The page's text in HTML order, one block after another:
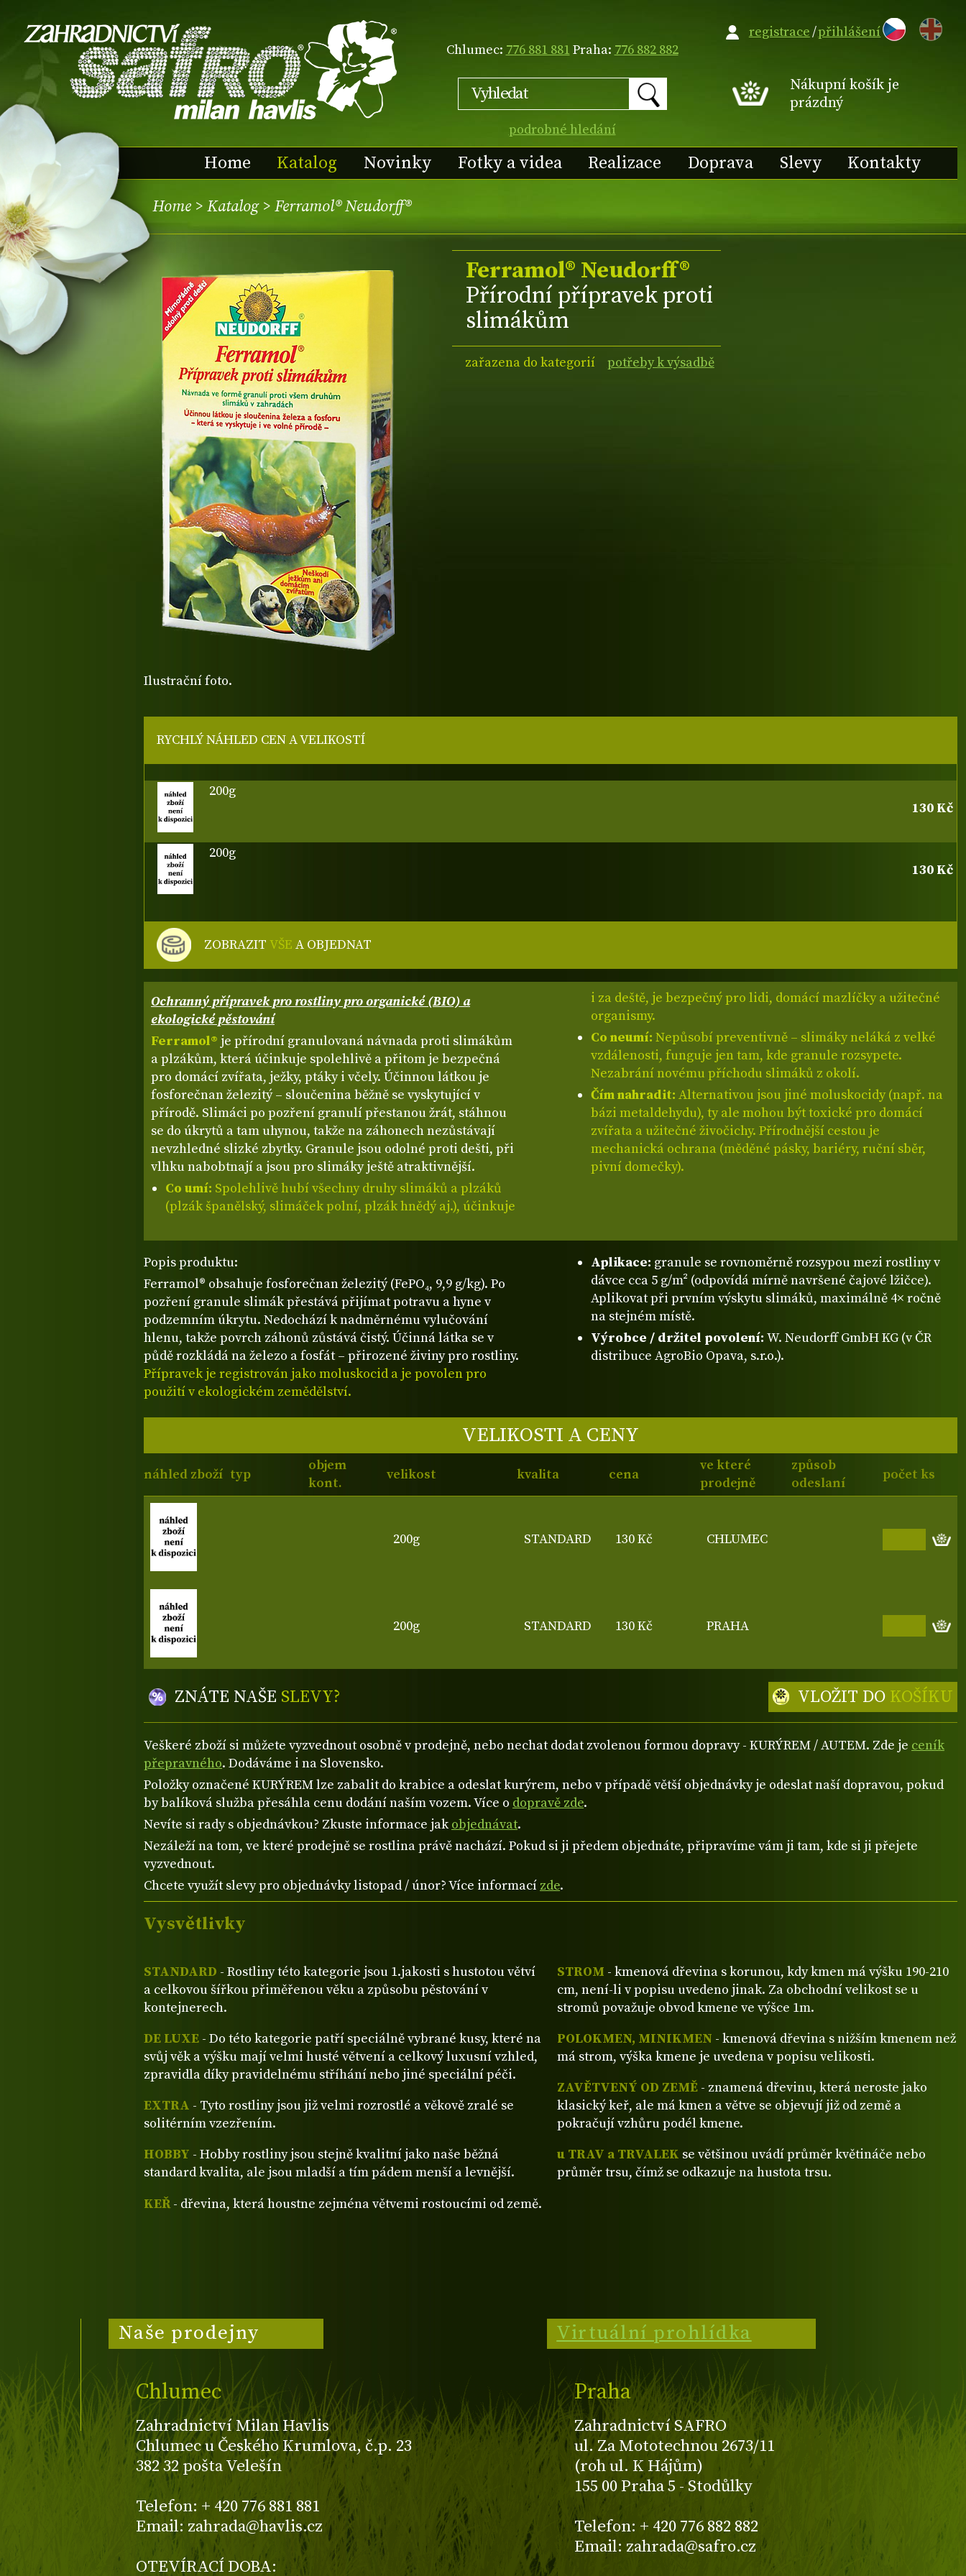
Chlumec: 776 881 881Praha: 776 882 882
podrobné hledání
EN
Nákupní košík je
prázdný
Home Katalog Novinky Fotky a videa Realizace Doprava Slevy Kontakty
registrace/přihlášení
Home > Katalog> Ferramol® Neudorff®
Ilustrační foto.
Ferramol® Neudorff®
Přírodní přípravek proti
slimákům
zařazena do kategorií potřeby k výsadbě
Ochranný přípravek pro rostliny pro organické (BIO) a
ekologické pěstování
Ferramol® je přírodní granulovaná návnada proti slimákům
a plzákům, která účinkuje spolehlivě a přitom je bezpečná
pro domácí zvířata, ježky, ptáky i včely. Účinnou látkou je
fosforečnan železitý – sloučenina běžně se vyskytující v
přírodě. Slimáci po pozření granulí přestanou žrát, stáhnou
se do úkrytů a tam uhynou, takže na záhonech nezůstávají
nevzhledné slizké zbytky. Granule jsou odolné proti dešti, při
vlhku nabobtnají a jsou pro slimáky ještě atraktivnější.
Co umí: Spolehlivě hubí všechny druhy slimáků a plzáků
(plzák španělský, slimáček polní, plzák hnědý aj.), účinkuje
i za deště, je bezpečný pro lidi, domácí mazlíčky a užitečné
organismy.
Co neumí: Nepůsobí preventivně – slimáky neláká z velké
vzdálenosti, funguje jen tam, kde granule rozsypete.
Nezabrání novému příchodu slimáků z okolí.
Čím nahradit: Alternativou jsou jiné moluskocidy (např. na
bázi metaldehydu), ty ale mohou být toxické pro domácí
zvířata a užitečné živočichy. Přírodnější cestou je
mechanická ochrana (měděné pásky, bariéry, ruční sběr,
pivní domečky).
Popis produktu:
Ferramol® obsahuje fosforečnan železitý (FePO₄, 9,9 g/kg). Po
pozření granule slimák přestává přijímat potravu a hyne v
podzemním úkrytu. Nedochází k nadměrnému vylučování
hlenu, takže povrch záhonů zůstává čistý. Účinná látka se v
půdě rozkládá na železo a fosfát – přirozené živiny pro rostliny.
Přípravek je registrován jako moluskocid a je povolen pro
použití v ekologickém zemědělství.
Aplikace: granule se rovnoměrně rozsypou mezi rostliny v
dávce cca 5 g/m² (odpovídá mírně navršené čajové lžičce).
Aplikovat při prvním výskytu slimáků, maximálně 4× ročně
na stejném místě.
Výrobce / držitel povolení: W. Neudorff GmbH KG (v ČR
distribuce AgroBio Opava, s.r.o.).
VELIKOSTI A CENY
náhled zboží typ
objem
kont.
velikost kvalita cena
ve které
prodejně
způsob
odeslaní
počet ks
200g STANDARD 130 Kč CHLUMEC
200g STANDARD 130 Kč PRAHA
ZNÁTE NAŠE SLEVY? VLOŽIT DO KOŠÍKU
RYCHLÝ NÁHLED CEN A VELIKOSTÍ
200g
130 Kč
200g
130 Kč
ZOBRAZITVŠE A OBJEDNAT
Veškeré zboží si můžete vyzvednout osobně v prodejně, nebo nechat dodat zvolenou formou dopravy - KURÝREM / AUTEM. Zde je ceník
přepravného. Dodáváme i na Slovensko.
Položky označené KURÝREM lze zabalit do krabice a odeslat kurýrem, nebo v případě větší objednávky je odeslat naší dopravou, pokud
by balíková služba přesáhla cenu dodání naším vozem. Více o dopravě zde.
Nevíte si rady s objednávkou? Zkuste informace jakobjednávat.
Nezáleží na tom, ve které prodejně se rostlina právě nachází. Pokud si ji předem objednáte, připravíme vám ji tam, kde si ji přejete
vyzvednout.
Chcete využít slevy pro objednávky listopad / únor? Více informací zde.
Vysvětlivky
STANDARD - Rostliny této kategorie jsou 1.jakosti s hustotou větví
a celkovou šířkou přiměřenou věku a způsobu pěstování v
kontejnerech.
DE LUXE - Do této kategorie patří speciálně vybrané kusy, které na
svůj věk a výšku mají velmi husté větvení a celkový luxusní vzhled,
zpravidla díky pravidelnému stříhání nebo jiné speciální péči.
EXTRA - Tyto rostliny jsou již velmi rozrostlé a věkově zralé se
solitérním vzezřením.
HOBBY - Hobby rostliny jsou stejně kvalitní jako naše běžná
standard kvalita, ale jsou mladší a tím pádem menší a levnější.
KEŘ- dřevina, která houstne zejména větvemi rostoucími od země.
STROM - kmenová dřevina s korunou, kdy kmen má výšku 190-210
cm, není-li v popisu uvedeno jinak. Za obchodní velikost se u
stromů považuje obvod kmene ve výšce 1m.
POLOKMEN, MINIKMEN - kmenová dřevina s nižším kmenem než
má strom, výška kmene je uvedena v popisu velikosti.
ZAVĚTVENÝ OD ZEMĚ- znamená dřevinu, která neroste jako
klasický keř, ale má kmen a větve se objevují již od země a
pokračují vzhůru podél kmene.
u TRAV a TRVALEK se většinou uvádí průměr květináče nebo
průměr trsu, čímž se odkazuje na hustota trsu.
Naše prodejny
Chlumec
Zahradnictví Milan Havlis
Chlumec u Českého Krumlova, č.p. 23
382 32 pošta Velešín
Telefon: + 420 776 881 881
Email: zahrada@havlis.cz
OTEVÍRACÍ DOBA:
Virtuální prohlídka
Praha
Zahradnictví SAFRO
ul. Za Mototechnou 2673/11
(roh ul. K Hájům)
155 00 Praha 5 - Stodůlky
Telefon: + 420 776 882 882
Email: zahrada@safro.cz